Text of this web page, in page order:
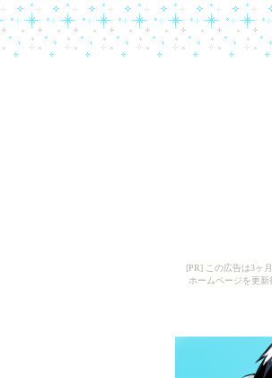
[PR] この広告は3ヶ
ホームページを更